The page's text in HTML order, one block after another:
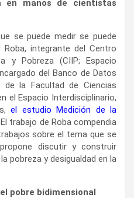
en manos de cientistas
se puede medir se puede
integrante del Centro
y Pobreza (CIIP; Espacio
del Banco de Datos
de la Facultad de Ciencias
el Espacio Interdisciplinario,
el estudio Medición de la
El trabajo de Roba compendia
sobre el tema que se
discutir y construir
pobreza y desigualdad en la
pobre bidimensional